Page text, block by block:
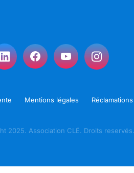
Mentions légales Réclamations
2025. Association CLÉ. Droits reservés.